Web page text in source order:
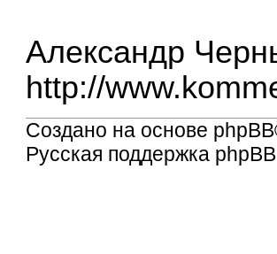
Александр
http://
Создано на основе phpBB
Русская поддержка phpBB